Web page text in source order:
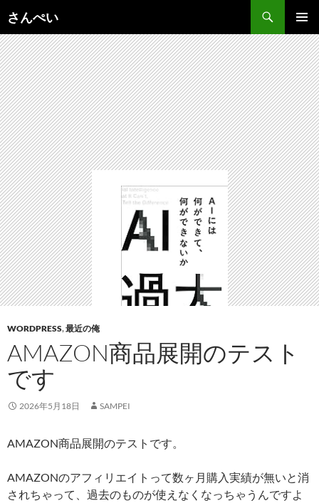
ン
テ
ン
ツ
へ
ス
キ
ッ
プ
さんぺい
メインメ
ニュー
WORDPRESS,最近の俺
AMAZON商品展開のテスト
です
2026年5月18日 SAMPEI
AMAZON商品展開のテストです。
AMAZONのアフィリエイトって数ヶ月購入実績が無いと消
されちゃって、過去のものが使えなくなっちゃうんですよ